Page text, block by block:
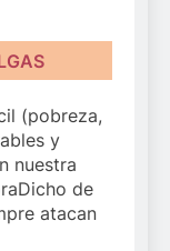
(pobreza,
y
nuestra
de
atacan